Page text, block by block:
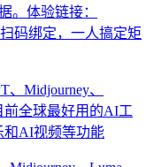
。体验链接：
扫码绑定，一人搞定矩